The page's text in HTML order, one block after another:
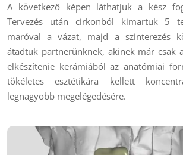
A következő képen láthatjuk a kész
Tervezés után cirkonból kimartuk 5
maróval a vázat, majd a szinterezés
átadtuk partnerünknek, akinek már csak
elkészítenie kerámiából az anatómiai
tökéletes esztétikára kellett
legnagyobb megelégedésére.